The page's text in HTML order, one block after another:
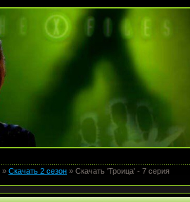
» Скачать 2 сезон » Скачать 'Троица' - 7 серия